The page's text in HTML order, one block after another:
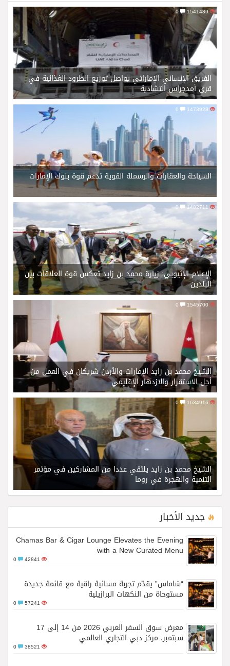
1541489
الفريق الإنساني الإماراتي يواصل توزيع الطرود الغذائية في
قرى أمدجراس التشادية
1473928
السياحة والعقارات والرسملة القوية تدعم قوة بنوك الإمارات
1482711
0
الإعلام الإثيوبي: زيارة محمد بن زايد تعكس قوة العلاقات بين
البلدين
الشيخ محمد بن زايد الإمارات والأردن شريكان في العمل من
أجل الاستقرار والازدهار الإقليمي
الشيخ محمد بن زايد يلتقي عددا من المشاركين في مؤتمر
التنمية والهجرة في روما
جديد الأخبار
Chamas Bar & Cigar Lounge Elevates the Evening
with a New Curated Menu
42841
“شاماس” يقدّم تجربة مسائية راقية مع قائمة جديدة
مستوحاة من النكهات البرازيلية
57241
معرض سوق السفر العربي 2026 من 14 إلى 17
سبتمبر، مركز دبي التجاري العالمي
38521